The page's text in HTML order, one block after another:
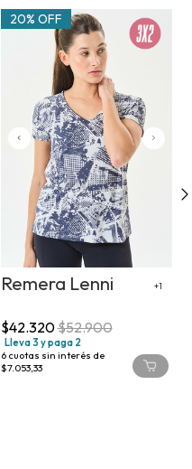
20% OFF
Remera Lenni +1
$42.320$52.900
Lleva 3 y paga 2
6 cuotas sin interés de
$7.053,33